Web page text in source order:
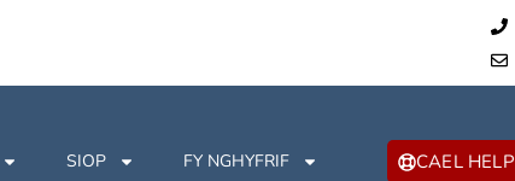
SIOP FY NGHYFRIF CAEL HELP